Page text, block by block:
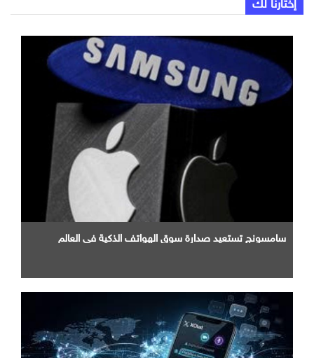
سامسونج تستعيد صدارة سوق الهواتف الذكية في العالم